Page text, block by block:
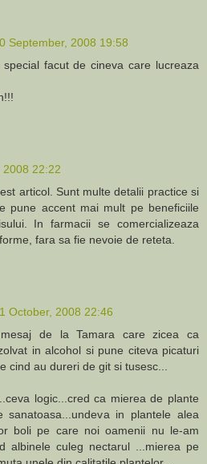
September, 2008 19:58
facut de cineva care lucreaza
2008 22:22
articol. Sunt multe detalii practice si
pune accent mai mult pe beneficiile
In farmacii se comercializeaza
fara sa fie nevoie de reteta.
October, 2008 22:46
de la Tamara care zicea ca
in alcohol si pune citeva picaturi
cind au dureri de git si tusesc...
logic...cred ca mierea de plante
sanatoasa...undeva in plantele alea
boli pe care noi oamenii nu le-am
albinele culeg nectarul ...mierea pe